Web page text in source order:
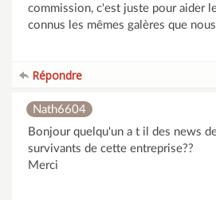
commission, c'est juste pour aider
connus les mêmes galères que
Répondre
Nath6604
Bonjour quelqu'un a t il des news
survivants de cette entreprise??
Merci